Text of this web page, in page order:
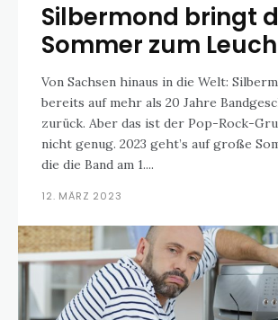
Silbermond bringt
Sommer zum
Von Sachsen hinaus in die Welt:
bereits auf mehr als 20 Jahre
zurück. Aber das ist der Pop-Rock-
nicht genug. 2023 geht’s auf große
die die Band am 1....
12. MÄRZ 2023